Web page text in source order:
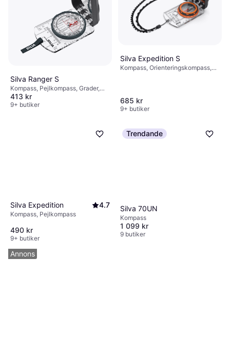
Silva Ranger S
Kompass, Pejlkompass, Grader,
1:25000, 1:50000
413 kr
9+ butiker
Silva Expedition S
Kompass, Orienteringskompass,
685 kr
9+ butiker
Silva Expedition 4.7
Kompass, Pejlkompass
490 kr
9+ butiker
Trendande
Silva 70UN
Kompass
1 099 kr
9 butiker
Annons